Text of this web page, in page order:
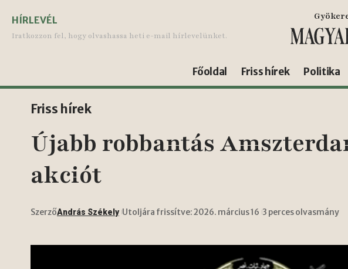
HÍRLEVÉL
Iratkozzon fel, hogy olvashassa heti e-mail hírlevelünket.
Főoldal Friss hírek Politika
Friss hírek
Újabb robbantás
akciót
SzerzőAndrás Székely Utoljára frissítve: 2026. március 16 3 perces olvasmány